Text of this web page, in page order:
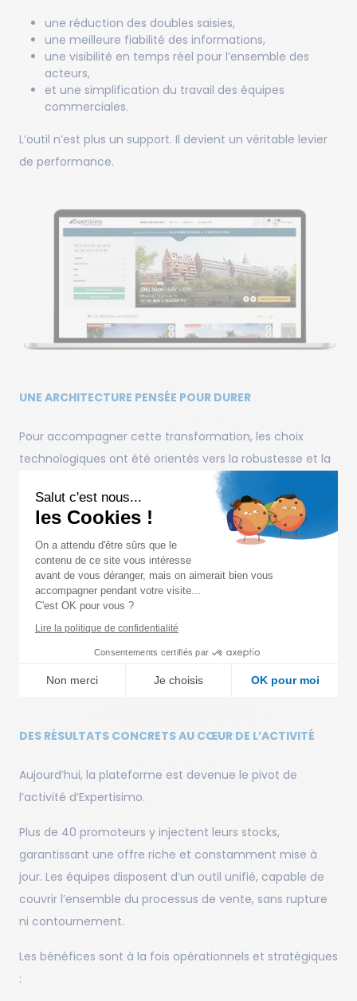
Salut c'est nous...
les Cookies !
On a attendu d'être sûrs que le
contenu de ce site vous intéresse
avant de vous déranger, mais on aimerait bien vous
accompagner pendant votre visite...
C'est OK pour vous ?
Lire la politique de confidentialité
Consentements certifiés par
Non merci Je choisis OK pour moi
Notre plateforme vous permet d'adapter et de gérer vos
une réduction des doubles saisies,
une meilleure fiabilité des informations,
une visibilité en temps réel pour l’ensemble des
acteurs,
et une simplification du travail des équipes
commerciales.
L’outil n’est plus un support. Il devient un véritable levier
de performance.
UNE ARCHITECTURE PENSÉE POUR DURER
Pour accompagner cette transformation, les choix
technologiques ont été orientés vers la robustesse et la
Le back-end repose sur .NET, capable de gérer des
logiques métiers complexes à grande échelle, tandis que
le front-end s’appuie sur Vue.js et Quasar pour offrir une
interface réactive et adaptée aux usages modernes.
n’est performante que si elle peut
continuer à évoluer
sans se fragiliser.
DES RÉSULTATS CONCRETS AU CŒUR DE L’ACTIVITÉ
Aujourd’hui, la plateforme est devenue le pivot de
l’activité d’Expertisimo.
Plus de 40 promoteurs y injectent leurs stocks,
garantissant une offre riche et constamment mise à
jour. Les équipes disposent d’un outil unifié, capable de
couvrir l’ensemble du processus de vente, sans rupture
ni contournement.
Les bénéfices sont à la fois opérationnels et stratégiques
: